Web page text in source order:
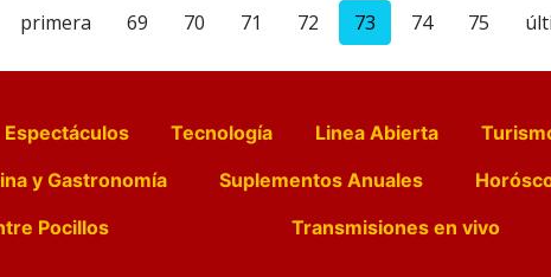
primera 69 70 71 72 73 74 75
Espectáculos Tecnología Linea Abierta
y Gastronomía Suplementos Anuales
Pocillos Transmisiones en vivo